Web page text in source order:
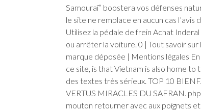
Samouraï” boostera vos défenses
le site ne remplace en aucun cas l’avis
Utilisez la pédale de frein Achat
ou arrêter la voiture. 0 | Tout savoir sur
marque déposée | Mentions légales
ce site, is that Vietnam is also home to
des textes très sérieux. TOP 10
VERTUS MIRACLES DU SAFRAN.
mouton retourner avec aux poignets